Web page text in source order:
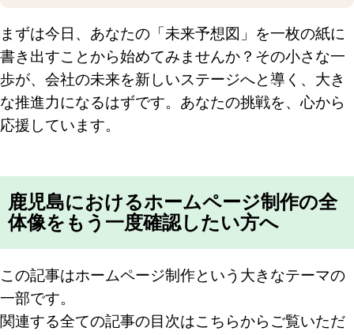
まずは今日、あなたの「未来予想図」を一枚の紙に
書き出すことから始めてみませんか？その小さな一
歩が、会社の未来を新しいステージへと導く、大き
な推進力になるはずです。あなたの挑戦を、心から
応援しています。
鹿児島におけるホームページ制作の全
体像をもう一度確認したい方へ
この記事はホームページ制作という大きなテーマの
一部です。
関連する全ての記事の目次はこちらからご覧いただ